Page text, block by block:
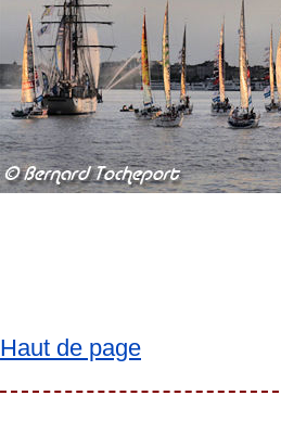
Haut de page